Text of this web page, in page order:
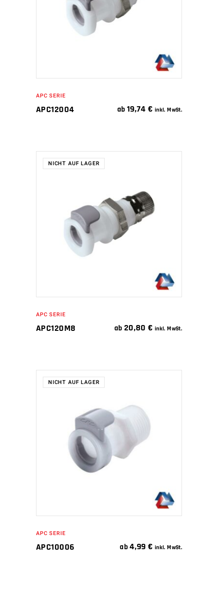
WEITERLESEN
APC SERIE
APC12004 ab 19,74€ inkl. MwSt.
NICHT AUF LAGER
WEITERLESEN
APC SERIE
APC120M8 ab 20,80€ inkl. MwSt.
NICHT AUF LAGER
WEITERLESEN
APC SERIE
APC10006 ab4,99€ inkl. MwSt.